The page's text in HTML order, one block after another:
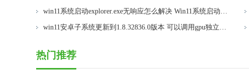
win11系统启动explorer.exe无响应怎么解决 Win11系统启动时explorer.exe停止工作如何处理
win11安卓子系统更新到1.8.32836.0版本 可以调用gpu独立显卡 Win11安卓子系统1.8.32836.0版本GPU独立显卡支持
热门推荐